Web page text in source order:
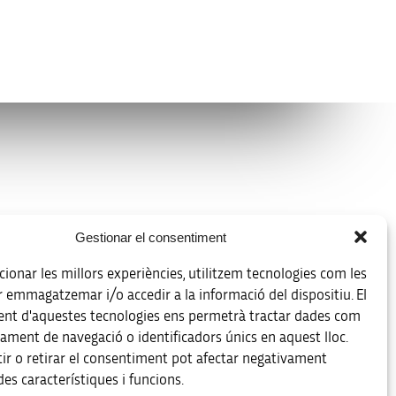
Gestionar el consentiment
les millors experiències, utilitzem tecnologies com les
emmagatzemar i/o accedir a la informació del dispositiu. El
d'aquestes tecnologies ens permetrà tractar dades com
de navegació o identificadors únics en aquest lloc.
o retirar el consentiment pot afectar negativament
característiques i funcions.
Registre d’activitats de tractament
Accessibilitat
Mapa web